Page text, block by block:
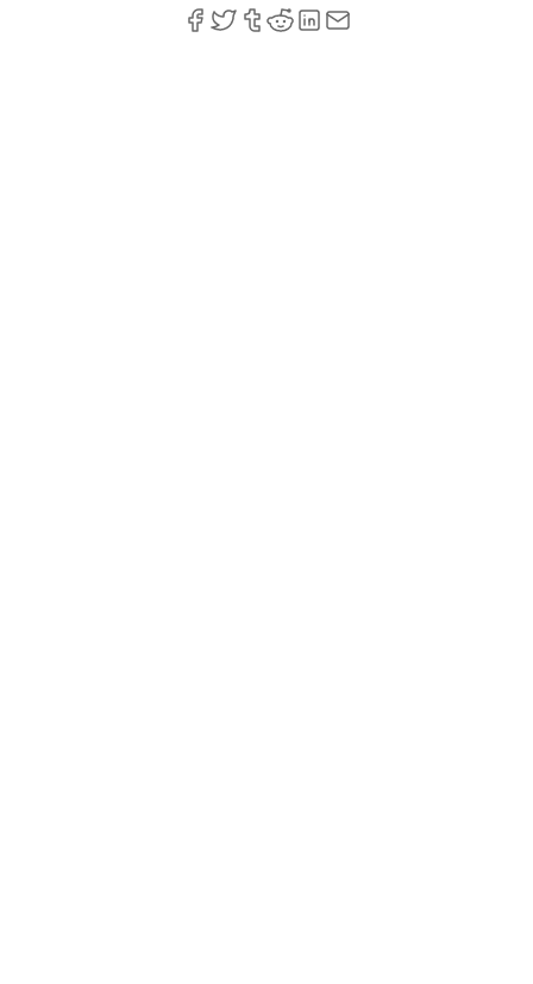
© 2026 A-Type Technologies GmbH. Alle Rechte vorbehalten.